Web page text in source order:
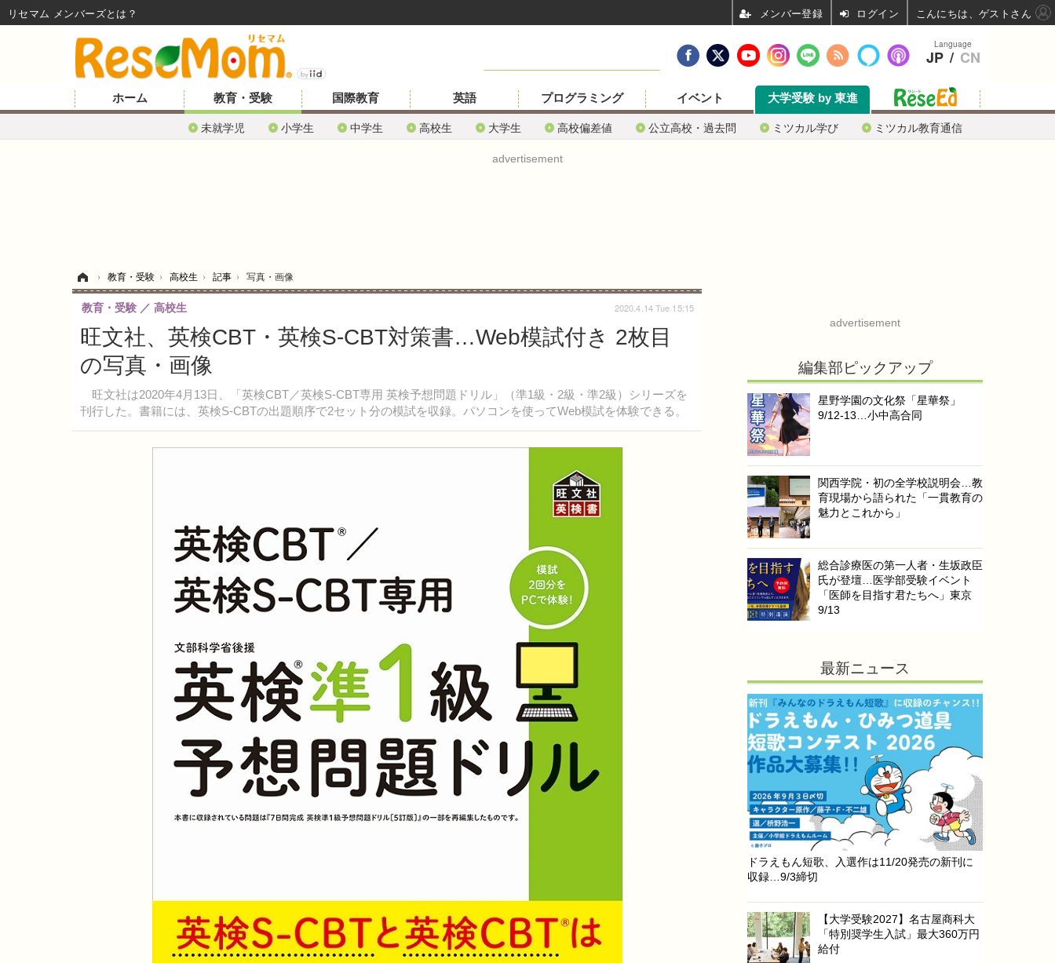
ホーム 教育・受験
未就学児 小学生 中学生 高校生 大学生 高校偏差値 公立高校・過去問 ミツカル学び ミツカル教育通信
国際教育 英語 プログラミング イベント 大学受験 by 東進
advertisement
› 教育・受験 › 高校生 › 記事 › 写真・画像
旺文社、英検CBT・英検S-CBT対策書…Web模試付き 2枚目
の写真・画像
旺文社は2020年4月13日、「英検CBT／英検S-CBT専用 英検予想問題ドリル」（準1級・2級・準2級）シリーズを
刊行した。書籍には、英検S-CBTの出題順序で2セット分の模試を収録。パソコンを使ってWeb模試を体験できる。
教育・受験 高校生 2020.4.14 Tue 15:15
advertisement
編集部ピックアップ
星野学園の文化祭「星華祭」
9/12-13…小中高合同
関西学院・初の全学校説明会…教
育現場から語られた「一貫教育の
魅力とこれから」
総合診療医の第一人者・生坂政臣
氏が登壇…医学部受験イベント
「医師を目指す君たちへ」東京
9/13
最新ニュース
ドラえもん短歌、入選作は11/20発売の新刊に
収録…9/3締切
【大学受験2027】名古屋商科大
「特別奨学生入試」最大360万円
給付
Language
JP / CN
リセマム メンバーズ ログイン こんにちは、ゲストさん